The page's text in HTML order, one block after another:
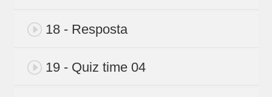
18 - Resposta
19 - Quiz time 04